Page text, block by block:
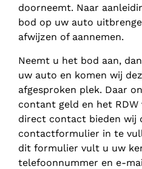
doorneemt. Naar
bod op uw auto
afwijzen of aannemen.
Neemt u het bod aan,
uw auto en komen wij
afgesproken plek. Daar
contant geld en het
direct contact bieden wij
contactformulier in te
dit formulier vult u uw
telefoonnummer en e-